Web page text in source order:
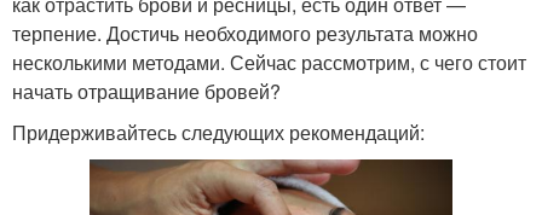
терпение. Достичь необходимого результата можно
несколькими методами. Сейчас рассмотрим, с чего стоит
начать отращивание бровей?
Придерживайтесь следующих рекомендаций: